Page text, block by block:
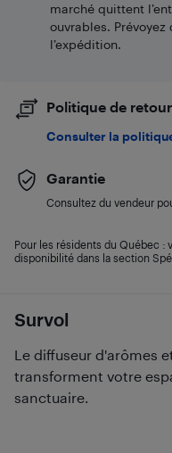
Survol
Le diffuseur d'arômes
transforment votre
sanctuaire.
marché quittent
ouvrables.
l’expédition.
Politique de
Consulter la
Garantie
Consultez du vendeur
Pour les résidents du Québec :
disponibilité dans la section